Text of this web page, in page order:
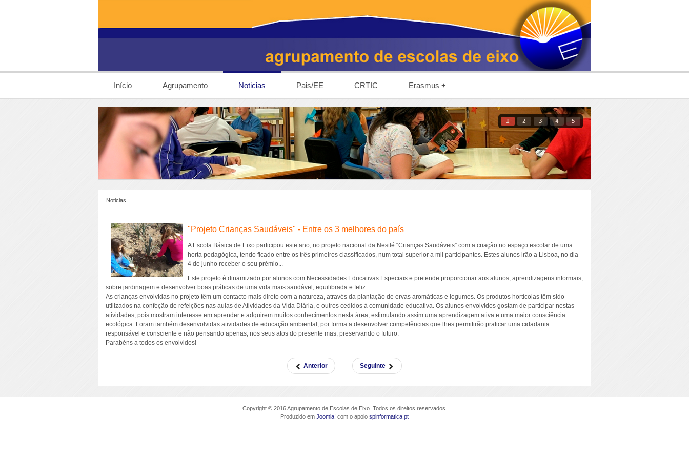
Início Agrupamento Noticias Pais/EE CRTIC Erasmus +
1 2 3 4 5
Noticias
"Projeto Crianças Saudáveis" - Entre os 3 melhores do país
A Escola Básica de Eixo participou este ano, no projeto nacional da Nestlé “Crianças Saudáveis” com a criação no espaço escolar de uma
horta pedagógica, tendo ficado entre os três primeiros classificados, num total superior a mil participantes. Estes alunos irão a Lisboa, no dia
4 de junho receber o seu prémio...
Este projeto é dinamizado por alunos com Necessidades Educativas Especiais e pretende proporcionar aos alunos, aprendizagens informais,
sobre jardinagem e desenvolver boas práticas de uma vida mais saudável, equilibrada e feliz.
As crianças envolvidas no projeto têm um contacto mais direto com a natureza, através da plantação de ervas aromáticas e legumes. Os produtos hortícolas têm sido
utilizados na confeção de refeições nas aulas de Atividades da Vida Diária, e outros cedidos à comunidade educativa. Os alunos envolvidos gostam de participar nestas
atividades, pois mostram interesse em aprender e adquirem muitos conhecimentos nesta área, estimulando assim uma aprendizagem ativa e uma maior consciência
ecológica. Foram também desenvolvidas atividades de educação ambiental, por forma a desenvolver competências que lhes permitirão praticar uma cidadania
responsável e consciente e não pensando apenas, nos seus atos do presente mas, preservando o futuro.
Parabéns a todos os envolvidos!
Anterior Seguinte
Copyright © 2016 Agrupamento de Escolas de Eixo. Todos os direitos reservados.
Produzido em Joomla! com o apoio spinformatica.pt